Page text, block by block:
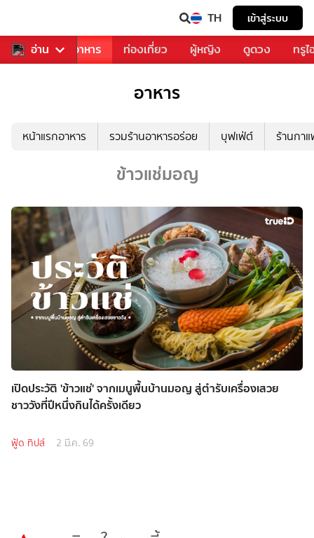
TH เข้าสู่ระบบ
อ่าน
การเพลง อาหาร ท่องเที่ยว ผู้หญิง ดูดวง ทรู
อาหาร
หน้าแรกอาหาร รวมร้านอาหารอร่อย บุฟเฟ่ต์ ร้านกา
ข้าวแช่มอญ
เปิดประวัติ 'ข้าวแช่' จากเมนูพื้นบ้านมอญ สู่ตำรับเครื่องเสวย
ชาววังที่ปีหนึ่งกินได้ครั้งเดียว
ฟู้ด ทิปส์ 2 มี.ค. 69